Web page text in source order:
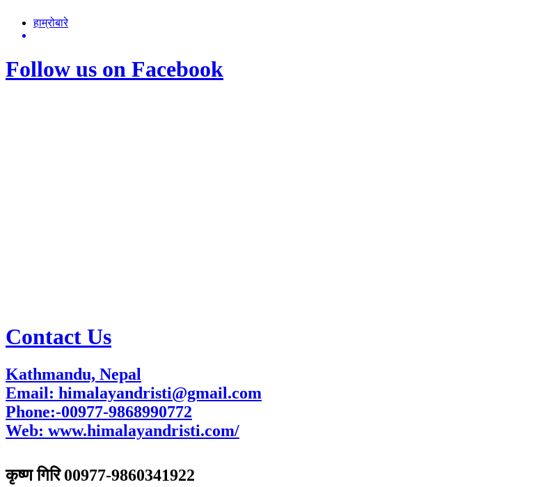
हाम्रोबारे
Follow us on Facebook
Contact Us
Kathmandu, Nepal
Email: himalayandristi@gmail.com
Phone:-00977-9868990772
Web: www.himalayandristi.com/
कृष्ण गिरि 00977-9860341922